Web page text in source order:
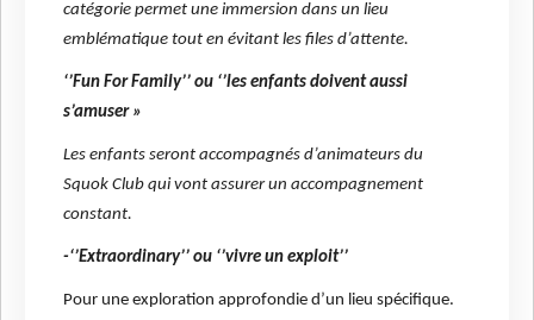
catégorie permet une immersion dans un lieu
emblématique tout en évitant les files d’attente.
‘’Fun For Family’’ ou ‘’les enfants doivent aussi
s’amuser »
Les enfants seront accompagnés d’animateurs du
Squok Club qui vont assurer un accompagnement
constant.
-‘’Extraordinary’’ ou ‘’vivre un exploit’’
Pour une exploration approfondie d’un lieu spécifique.